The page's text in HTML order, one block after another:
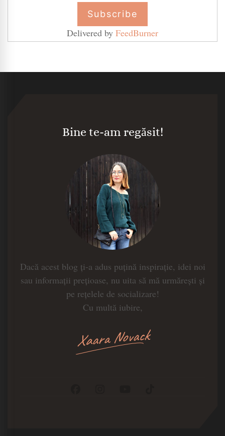
Delivered by FeedBurner
Bine te-am regăsit!
Dacă acest blog ți-a adus puțină inspirație, idei noi
sau informații prețioase, nu uita să mă urmărești și
pe rețelele de socializare!
Cu multă iubire,
Xaara Novack